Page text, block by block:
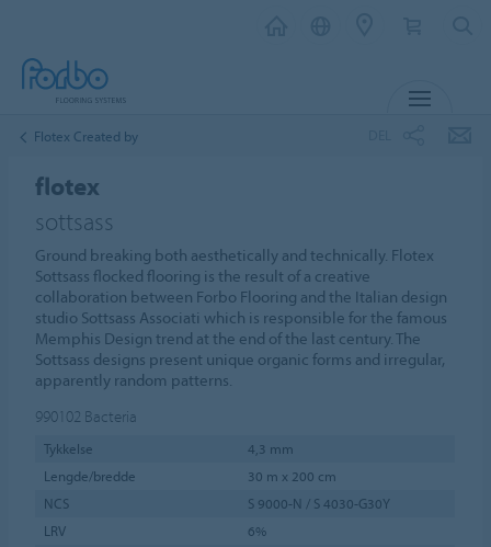
Flotex Created by
flotex
sottsass
Ground breaking both aesthetically and technically. Flotex
Sottsass flocked flooring is the result of a creative
collaboration between Forbo Flooring and the Italian design
studio Sottsass Associati which is responsible for the famous
Memphis Design trend at the end of the last century. The
Sottsass designs present unique organic forms and irregular,
apparently random patterns.
990102 Bacteria
Tykkelse
4,3 mm
Lengde/bredde
30 m x 200 cm
NCS
S 9000-N / S 4030-G30Y
LRV
6%